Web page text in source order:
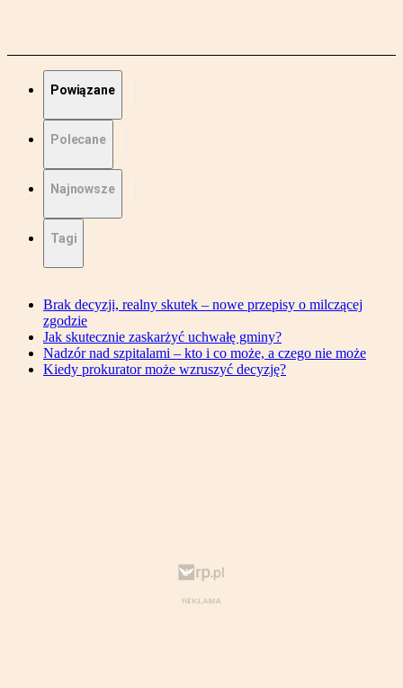
Powiązane
Polecane
Najnowsze
Tagi
Brak decyzji, realny skutek – nowe przepisy o milczącej
zgodzie
Jak skutecznie zaskarżyć uchwałę gminy?
Nadzór nad szpitalami – kto i co może, a czego nie może
Kiedy prokurator może wzruszyć decyzję?